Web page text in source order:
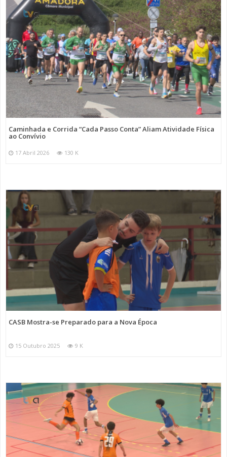
Caminhada e Corrida “Cada Passo Conta” Aliam Atividade Física
ao Convívio
17 Abril 2026 130 K
CASB Mostra-se Preparado para a Nova Época
15 Outubro 2025 9 K